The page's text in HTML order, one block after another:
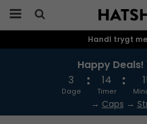
Produktet er
Handl trygt
Happy Deals!
3
Dage
14
Timer
→ Caps →